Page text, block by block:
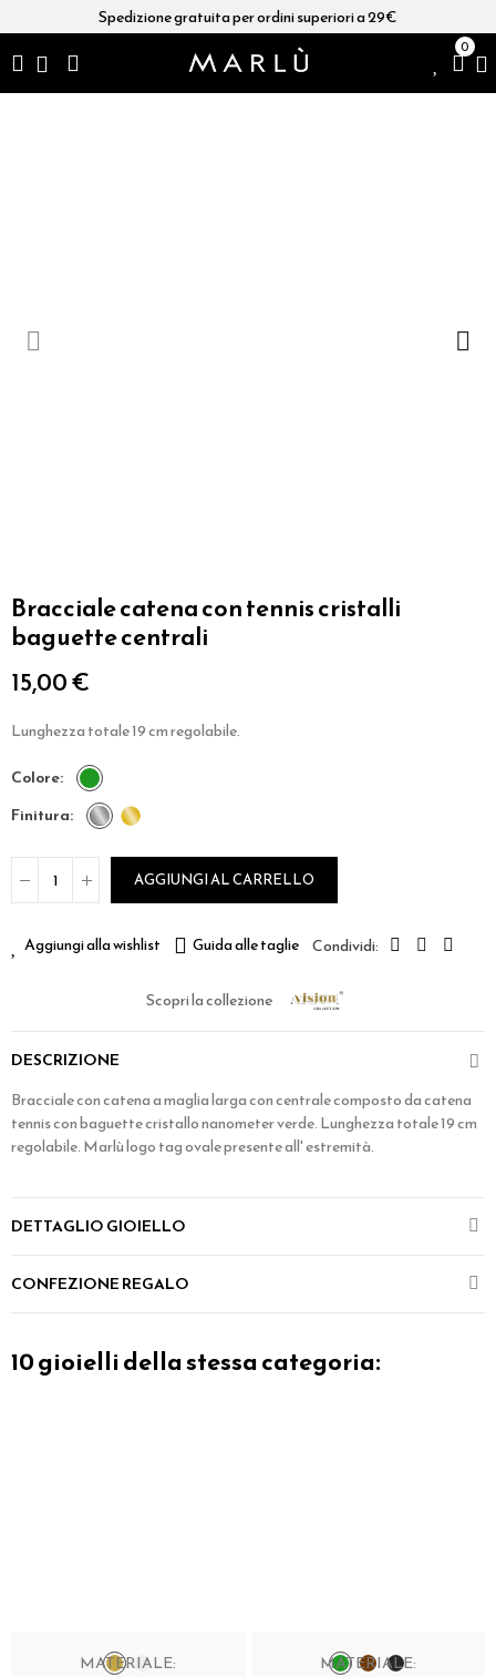
Spedizione gratuita per ordini superiori a 29€
0
Bracciale catena con tennis cristalli
baguette centrali
15,00 €
Lunghezza totale 19 cm regolabile.
colore
finitura
AGGIUNGI AL CARRELLO
Aggiungi alla wishlist Guida alle taglie
Scopri la collezione
DESCRIZIONE
Bracciale con catena a maglia larga con centrale composto da catena
tennis con baguette cristallo nanometer verde. Lunghezza totale 19 cm
regolabile. Marlù logo tag ovale presente all' estremità.
DETTAGLIO GIOIELLO
CONFEZIONE REGALO
10 gioielli della stessa categoria:
MATERIALE: MATERIALE: